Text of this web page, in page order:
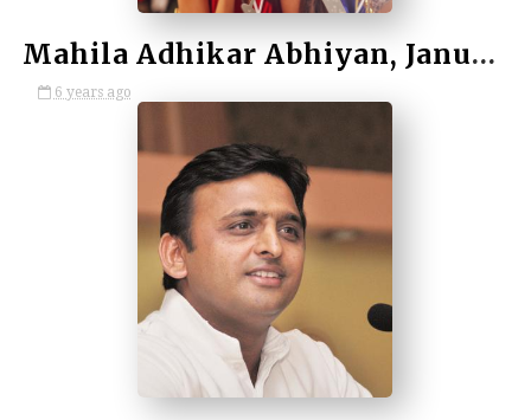
Mahila Adhikar Abhiyan, January 2021 / महिला अधिकार अभियान, जनवरी 2021
6 years ago
by Unknown